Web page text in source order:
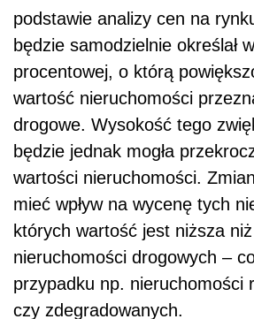
podstawie analizy cen na
będzie samodzielnie określał
procentowej, o którą
wartość nieruchomości
drogowe. Wysokość tego
będzie jednak mogła
wartości nieruchomości.
mieć wpływ na wycenę tych
których wartość jest niższa
nieruchomości drogowych –
przypadku np. nieruchomości
czy zdegradowanych.